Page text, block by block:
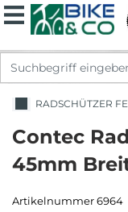
RADSCHÜTZER
Contec
45mm
Artikelnummer 6964